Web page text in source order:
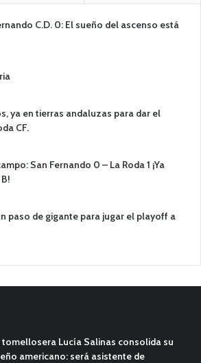
C.D. 0: El sueño del ascenso está
ya en tierras andaluzas para dar el
CF.
San Fernando 0 – La Roda 1 ¡Ya
paso de gigante para jugar el playoff a
tomellosera Lucía Salinas consolida su
americano: será asistente de